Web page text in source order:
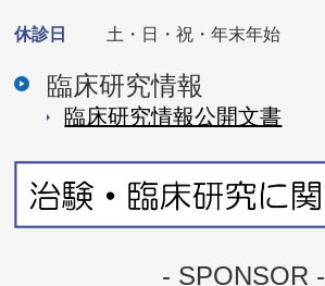
休診日 土・日・祝・年末年始
臨床研究情報
臨床研究情報公開⽂書
- SPONSOR -